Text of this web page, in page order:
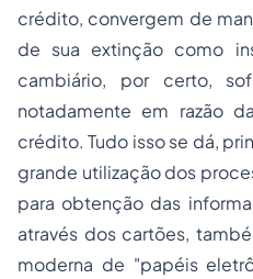
crédito, convergem de
de sua extinção como
cambiário, por certo,
notadamente em razão
crédito. Tudo isso se dá,
grande utilização dos
para obtenção das
através dos cartões,
moderna de "papéis